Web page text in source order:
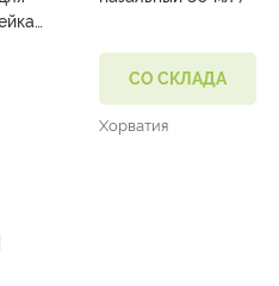
СО СКЛАДА
Хорватия